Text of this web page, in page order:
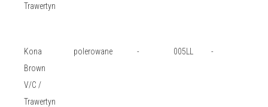
Trawertyn
Kona
Brown
V/C /
Trawertyn
polerowane - 005LL -